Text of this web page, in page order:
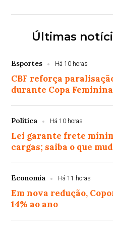
Últimas
Esportes Há 10 horas
CBF reforça
durante Copa Feminina
Política Há 10 horas
Lei garante frete
cargas; saiba o que
Economia Há 11 horas
Em nova redução,
14% ao ano